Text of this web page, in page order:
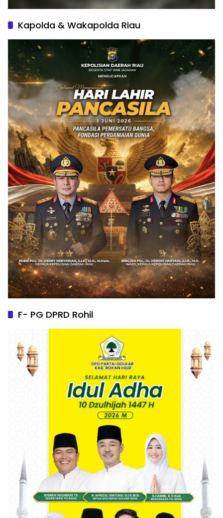
Kapolda & Wakapolda Riau
F- PG DPRD Rohil